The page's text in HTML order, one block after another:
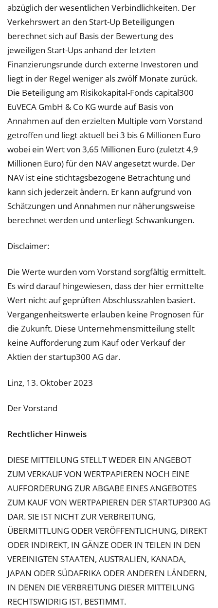
abzüglich der wesentlichen Verbindlichkeiten. Der
Verkehrswert an den Start-Up Beteiligungen
berechnet sich auf Basis der Bewertung des
jeweiligen Start-Ups anhand der letzten
Finanzierungsrunde durch externe Investoren und
liegt in der Regel weniger als zwölf Monate zurück.
Die Beteiligung am Risikokapital-Fonds capital300
EuVECA GmbH & Co KG wurde auf Basis von
Annahmen auf den erzielten Multiple vom Vorstand
getroffen und liegt aktuell bei 3 bis 6 Millionen Euro
wobei ein Wert von 3,65 Millionen Euro (zuletzt 4,9
Millionen Euro) für den NAV angesetzt wurde. Der
NAV ist eine stichtagsbezogene Betrachtung und
kann sich jederzeit ändern. Er kann aufgrund von
Schätzungen und Annahmen nur näherungsweise
berechnet werden und unterliegt Schwankungen.
Disclaimer:
Die Werte wurden vom Vorstand sorgfältig ermittelt.
Es wird darauf hingewiesen, dass der hier ermittelte
Wert nicht auf geprüften Abschlusszahlen basiert.
Vergangenheitswerte erlauben keine Prognosen für
die Zukunft. Diese Unternehmensmitteilung stellt
keine Aufforderung zum Kauf oder Verkauf der
Aktien der startup300 AG dar.
Linz, 13. Oktober 2023
Der Vorstand
Rechtlicher Hinweis
DIESE MITTEILUNG STELLT WEDER EIN ANGEBOT
ZUM VERKAUF VON WERTPAPIEREN NOCH EINE
AUFFORDERUNG ZUR ABGABE EINES ANGEBOTES
ZUM KAUF VON WERTPAPIEREN DER STARTUP300 AG
DAR. SIE IST NICHT ZUR VERBREITUNG,
ÜBERMITTLUNG ODER VERÖFFENTLICHUNG, DIREKT
ODER INDIREKT, IN GÄNZE ODER IN TEILEN IN DEN
VEREINIGTEN STAATEN, AUSTRALIEN, KANADA,
JAPAN ODER SÜDAFRIKA ODER ANDEREN LÄNDERN,
IN DENEN DIE VERBREITUNG DIESER MITTEILUNG
RECHTSWIDRIG IST, BESTIMMT.